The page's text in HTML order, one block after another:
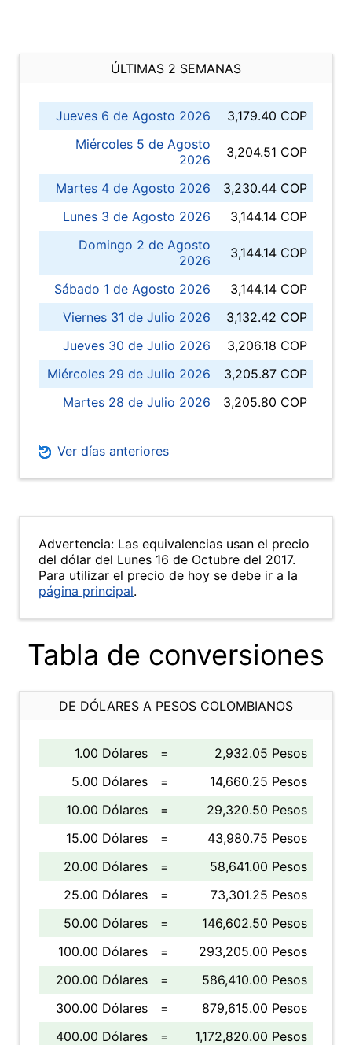
ÚLTIMAS 2 SEMANAS
Jueves 6 de Agosto 2026
3,179.40 COP
Miércoles 5 de Agosto
2026
3,204.51 COP
Martes 4 de Agosto 2026
3,230.44 COP
Lunes 3 de Agosto 2026
3,144.14 COP
Domingo 2 de Agosto
2026
3,144.14 COP
Sábado 1 de Agosto 2026
3,144.14 COP
Viernes 31 de Julio 2026
3,132.42 COP
Jueves 30 de Julio 2026
3,206.18 COP
Miércoles 29 de Julio 2026
3,205.87 COP
Martes 28 de Julio 2026
3,205.80 COP
Ver días anteriores
Advertencia: Las equivalencias usan el precio
del dólar del Lunes 16 de Octubre del 2017.
Para utilizar el precio de hoy se debe ir a la
página principal.
Tabla de conversiones
DE DÓLARES A PESOS COLOMBIANOS
1.00 Dólares =
2,932.05 Pesos
5.00 Dólares
=
14,660.25 Pesos
10.00 Dólares
=
29,320.50 Pesos
15.00 Dólares
=
43,980.75 Pesos
20.00 Dólares
=
58,641.00 Pesos
25.00 Dólares
=
73,301.25 Pesos
50.00 Dólares
=
146,602.50 Pesos
100.00 Dólares
=
293,205.00 Pesos
200.00 Dólares
=
586,410.00 Pesos
300.00 Dólares
=
879,615.00 Pesos
400.00 Dólares
=
1,172,820.00 Pesos